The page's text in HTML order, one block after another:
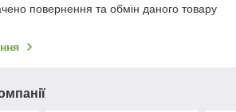
повернення та обмін даного товару